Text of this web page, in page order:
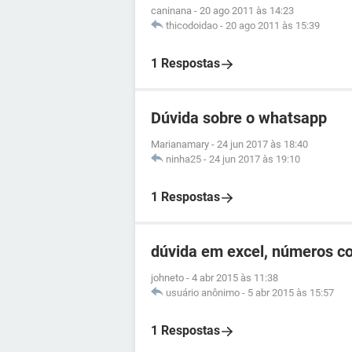
caninana - 20 ago 2011 às 14:23
thicodoidao - 20 ago 2011 às 15:39
1 Respostas
Dúvida sobre o whatsapp
Marianamary - 24 jun 2017 às 18:40
ninha25 - 24 jun 2017 às 19:10
1 Respostas
dúvida em excel, números
johneto - 4 abr 2015 às 11:38
usuário anônimo - 5 abr 2015 às 15:57
1 Respostas